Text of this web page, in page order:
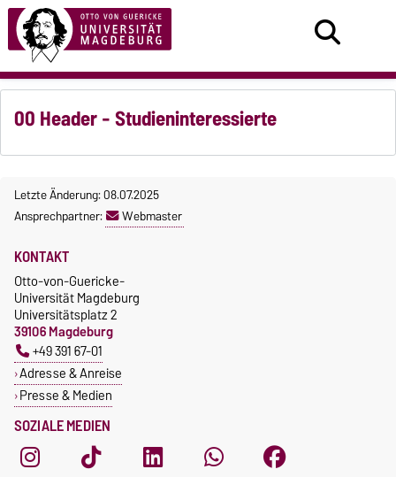
00 Header - Studieninteressierte
Letzte Änderung: 08.07.2025
Ansprechpartner:
Webmaster
SOZIALE MEDIEN
KONTAKT
Otto-von-Guericke-
Universität Magdeburg
Universitätsplatz 2
39106 Magdeburg
+49 391 67-01
Adresse & Anreise
Presse & Medien